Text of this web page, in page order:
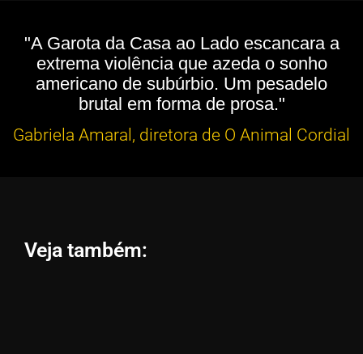
"A Garota da Casa ao Lado escancara a
extrema violência que azeda o sonho
americano de subúrbio. Um pesadelo
brutal em forma de prosa."
Gabriela Amaral, diretora de O Animal Cordial
Veja também: